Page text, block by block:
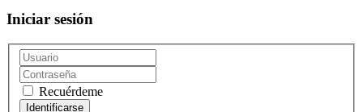
Iniciar sesión
Recuérdeme